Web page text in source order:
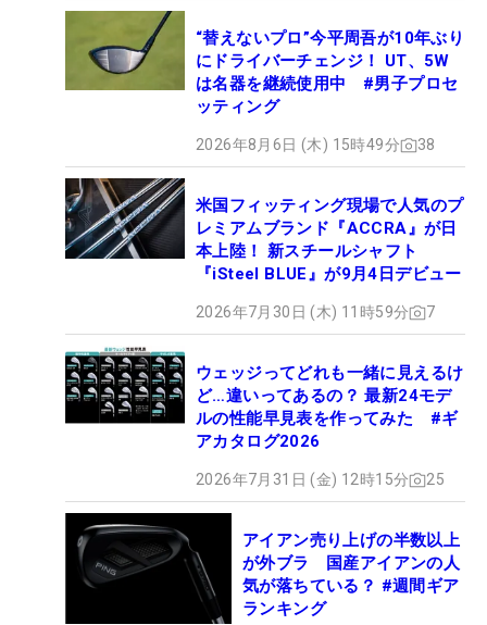
“替えないプロ”今平周吾が10年ぶり
にドライバーチェンジ！ UT、5W
は名器を継続使用中 #男子プロセ
ッティング
2026年8月6日 (木) 15時49分 38
米国フィッティング現場で人気のプ
レミアムブランド『ACCRA』が日
本上陸！ 新スチールシャフト
『iSteel BLUE』が9月4日デビュー
2026年7月30日 (木) 11時59分 7
ウェッジってどれも一緒に見えるけ
ど…違いってあるの？ 最新24モデ
ルの性能早見表を作ってみた #ギ
アカタログ2026
2026年7月31日 (金) 12時15分 25
アイアン売り上げの半数以上
が外ブラ 国産アイアンの人
気が落ちている？ #週間ギア
ランキング